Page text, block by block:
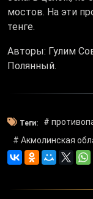
мостов. На эти
тенге.
Авторы: Гулим
Полянный.
Теги:
#
# Акмолинская